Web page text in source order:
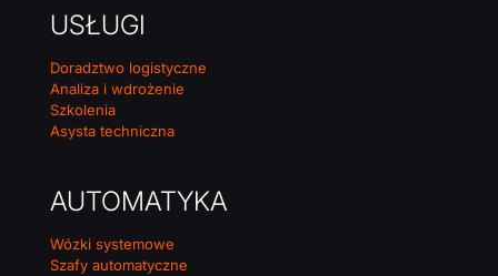
USŁUGI
Doradztwo logistyczne
Analiza i wdrożenie
Szkolenia
Asysta techniczna
AUTOMATYKA
Wózki systemowe
Szafy automatyczne